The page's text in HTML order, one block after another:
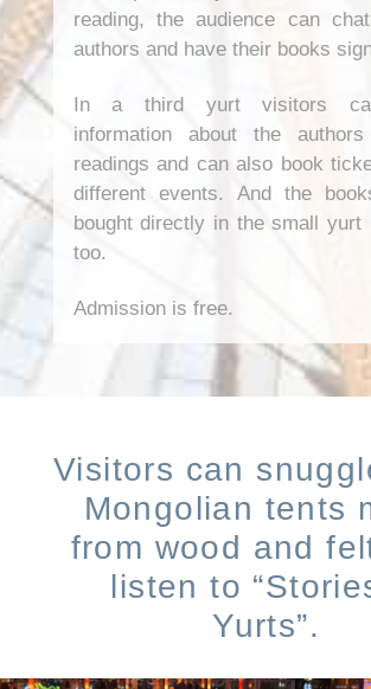
reading, the audience can
authors and have their books
In a third yurt visitors
information about the
readings and can also book
different events. And the
bought directly in the small yurt
too.
Admission is free.
Visitors can
Mongolian tents
from wood and
listen to
Yurts”.